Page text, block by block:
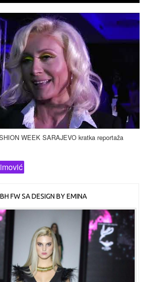
WEEK SARAJEVO kratka reportaža
FW SA DESIGN BY EMINA